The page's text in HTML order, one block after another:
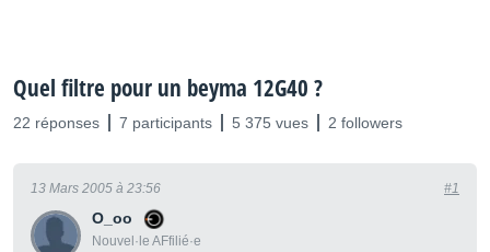
Quel filtre pour un beyma 12G40 ?
22 réponses 7 participants 5 375 vues 2 followers
O_oo
Nouvel·le AFfilié·e
13 Mars 2005 à 23:56 #1